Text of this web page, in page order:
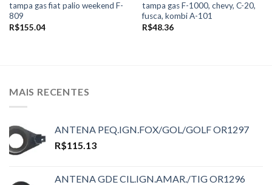
tampa gas fiat palio weekend F-
809
R$155.04
tampa gas F-1000, chevy, C-20,
fusca, kombi A-101
R$48.36
MAIS RECENTES
ANTENA PEQ.IGN.FOX/GOL/GOLF OR1297
R$115.13
ANTENA GDE CIL.IGN.AMAR./TIG OR1296